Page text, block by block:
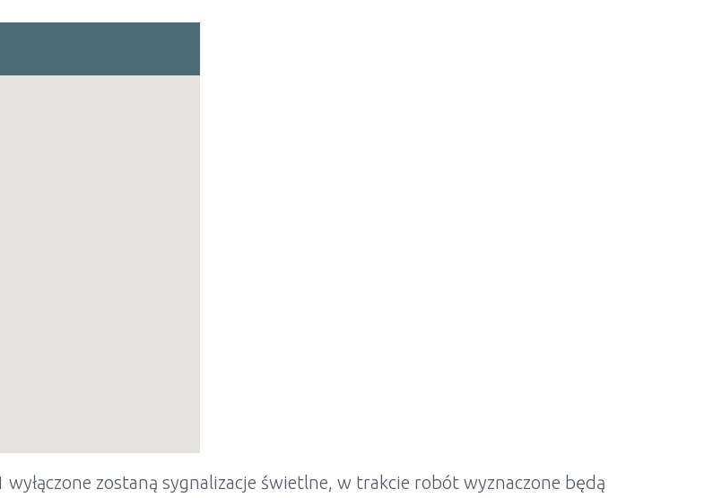
zostaną sygnalizacje świetlne, w trakcie robót wyznaczone będą